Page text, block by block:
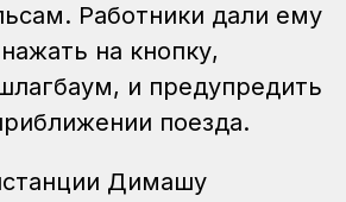
Работники дали ему
на кнопку,
и предупредить
поезда.
Димашу